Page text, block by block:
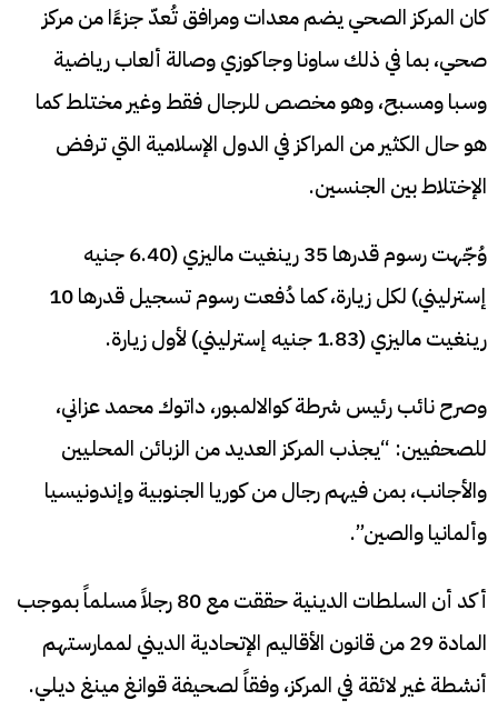
كان المركز الصحي يضم معدات ومرافق تُعدّ جزءًا من مركز
صحي، بما في ذلك ساونا وجاكوزي وصالة ألعاب رياضية
وسبا ومسبح، وهو مخصص للرجال فقط وغير مختلط كما
هو حال الكثير من المراكز في الدول الإسلامية التي ترفض
الإختلاط بين الجنسين.
وُجّهت رسوم قدرها 35 رينغيت ماليزي (6.40 جنيه
إسترليني) لكل زيارة، كما دُفعت رسوم تسجيل قدرها 10
رينغيت ماليزي (1.83 جنيه إسترليني) لأول زيارة.
وصرح نائب رئيس شرطة كوالالمبور، داتوك محمد عزاني،
للصحفيين: “يجذب المركز العديد من الزبائن المحليين
والأجانب، بمن فيهم رجال من كوريا الجنوبية وإندونيسيا
وألمانيا والصين”.
أكد أن السلطات الدينية حققت مع 80 رجلاً مسلماً بموجب
المادة 29 من قانون الأقاليم الإتحادية الديني لممارستهم
أنشطة غير لائقة في المركز، وفقاً لصحيفة قوانغ مينغ ديلي.